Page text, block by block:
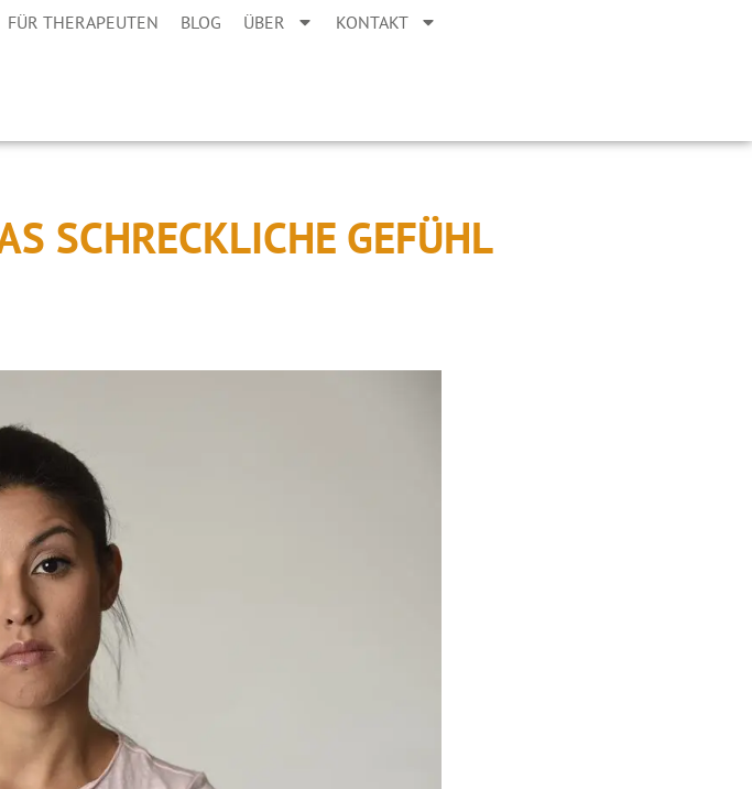
FÜR THERAPEUTEN BLOG ÜBER KONTAKT
SCHRECKLICHE GEFÜHL